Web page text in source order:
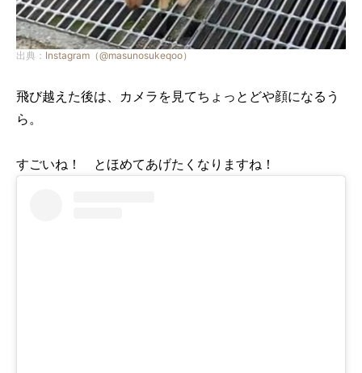
出典： Instagram（@masunosukeqoo）
飛び越えた後は、カメラを見てちょっとどや顔になるう
ら。
すごいね！ とほめてあげたくなりますね！